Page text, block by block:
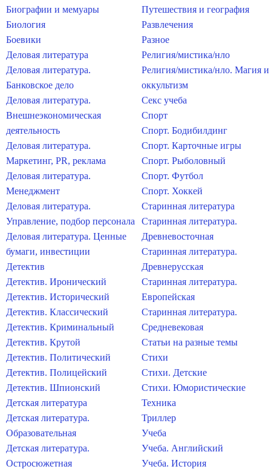
Биографии и мемуары
Биология
Боевики
Деловая литература
Деловая литература.
Банковское дело
Деловая литература.
Внешнеэкономическая
деятельность
Деловая литература.
Маркетинг, PR, реклама
Деловая литература.
Менеджмент
Деловая литература.
Управление, подбор персонала
Деловая литература. Ценные
бумаги, инвестиции
Детектив
Детектив. Иронический
Детектив. Исторический
Детектив. Классический
Детектив. Криминальный
Детектив. Крутой
Детектив. Политический
Детектив. Полицейский
Детектив. Шпионский
Детская литература
Детская литература.
Образовательная
Детская литература.
Остросюжетная
Путешествия и география
Развлечения
Разное
Религия/мистика/нло
Религия/мистика/нло. Магия и
оккультизм
Секс учеба
Спорт
Спорт. Бодибилдинг
Спорт. Карточные игры
Спорт. Рыболовный
Спорт. Футбол
Спорт. Хоккей
Старинная литература
Старинная литература.
Древневосточная
Старинная литература.
Древнерусская
Старинная литература.
Европейская
Старинная литература.
Средневековая
Статьи на разные темы
Стихи
Стихи. Детские
Стихи. Юмористические
Техника
Триллер
Учеба
Учеба. Английский
Учеба. История